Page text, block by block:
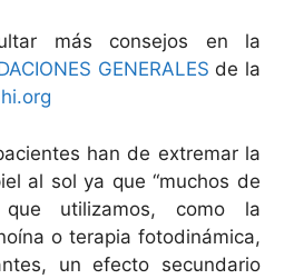
más consejos en la
GENERALES de la
han de extremar la
al sol ya que “muchos de
utilizamos, como la
o terapia fotodinámica,
un efecto secundario